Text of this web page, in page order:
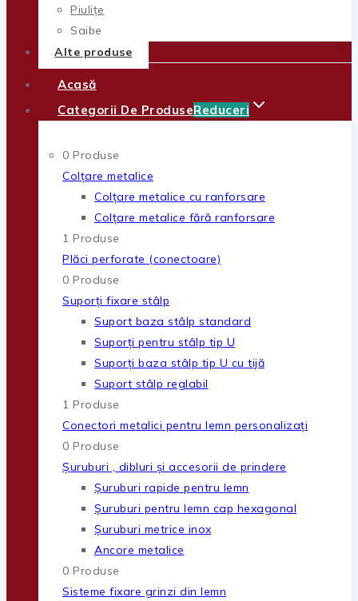
Piulițe
Șaibe
Alte produse
Acasă
Categorii De ProduseReduceri
0 Produse
Colțare metalice
Colțare metalice cu ranforsare
Colțare metalice fără ranforsare
1 Produse
Plăci perforate (conectoare)
0 Produse
Suporți fixare stâlp
Suport baza stâlp standard
Suporți pentru stâlp tip U
Suporți baza stâlp tip U cu tijă
Suport stâlp reglabil
1 Produse
Conectori metalici pentru lemn personalizați
0 Produse
Șuruburi , dibluri și accesorii de prindere
Șuruburi rapide pentru lemn
Șuruburi pentru lemn cap hexagonal
Șuruburi metrice inox
Ancore metalice
0 Produse
Sisteme fixare grinzi din lemn